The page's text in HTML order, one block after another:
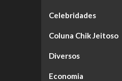
Celebridades
Coluna Chik Jeitoso
Diversos
Economia